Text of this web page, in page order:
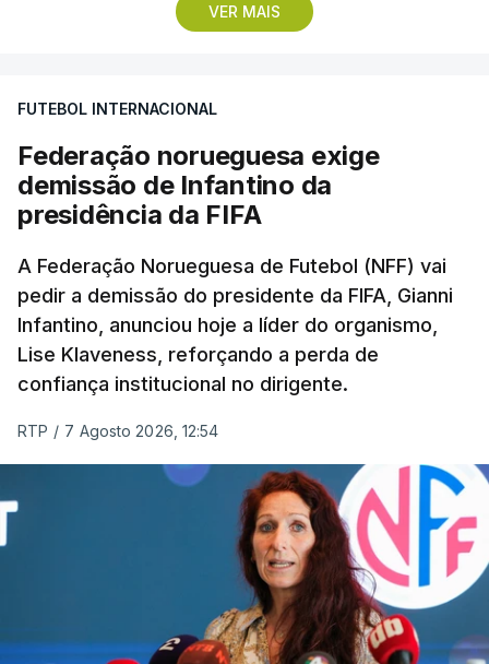
VER MAIS
Amadora, mas foi dominada pela atividade dos
‘leões’ no mercado de transferências, onde Borges
vincou, mais do que uma vez, que o clube “tem
feito um trabalho excelente”.
Questionado sobre se o elevado número de
entradas e saídas confirmava que o Sporting
estava a precisar de jogadores com vontade de
vencer pelo clube, como afirmou o presidente,
Frederico Varandas, após a derrota na final da
acontecer” mudanças, “até por vontade mútua” do
clube e dos jogadores.
“Eles próprios querem outros desafios, porque
estão aqui há muitos anos. Não perderam a
vontade de vencer, de forma direta, mas o
FUTEBOL INTERNACIONAL
Federação norueguesa exige
demissão de Infantino da
presidência da FIFA
A Federação Norueguesa de Futebol (NFF) vai
pedir a demissão do presidente da FIFA, Gianni
Infantino, anunciou hoje a líder do organismo,
Lise Klaveness, reforçando a perda de
confiança institucional no dirigente.
RTP / 7 Agosto 2026, 12:54